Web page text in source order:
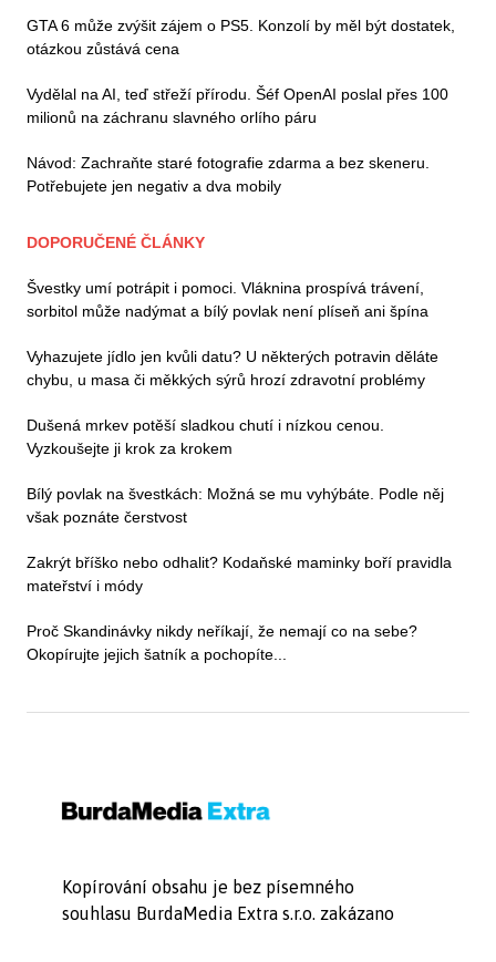
GTA 6 může zvýšit zájem o PS5. Konzolí by měl být dostatek,
otázkou zůstává cena
Vydělal na AI, teď střeží přírodu. Šéf OpenAI poslal přes 100
milionů na záchranu slavného orlího páru
Návod: Zachraňte staré fotografie zdarma a bez skeneru.
Potřebujete jen negativ a dva mobily
DOPORUČENÉ ČLÁNKY
Švestky umí potrápit i pomoci. Vláknina prospívá trávení,
sorbitol může nadýmat a bílý povlak není plíseň ani špína
Vyhazujete jídlo jen kvůli datu? U některých potravin děláte
chybu, u masa či měkkých sýrů hrozí zdravotní problémy
Dušená mrkev potěší sladkou chutí i nízkou cenou.
Vyzkoušejte ji krok za krokem
Bílý povlak na švestkách: Možná se mu vyhýbáte. Podle něj
však poznáte čerstvost
Zakrýt bříško nebo odhalit? Kodaňské maminky boří pravidla
mateřství i módy
Proč Skandinávky nikdy neříkají, že nemají co na sebe?
Okopírujte jejich šatník a pochopíte...
Kopírování obsahu je bez písemného
souhlasu BurdaMedia Extra s.r.o. zakázano